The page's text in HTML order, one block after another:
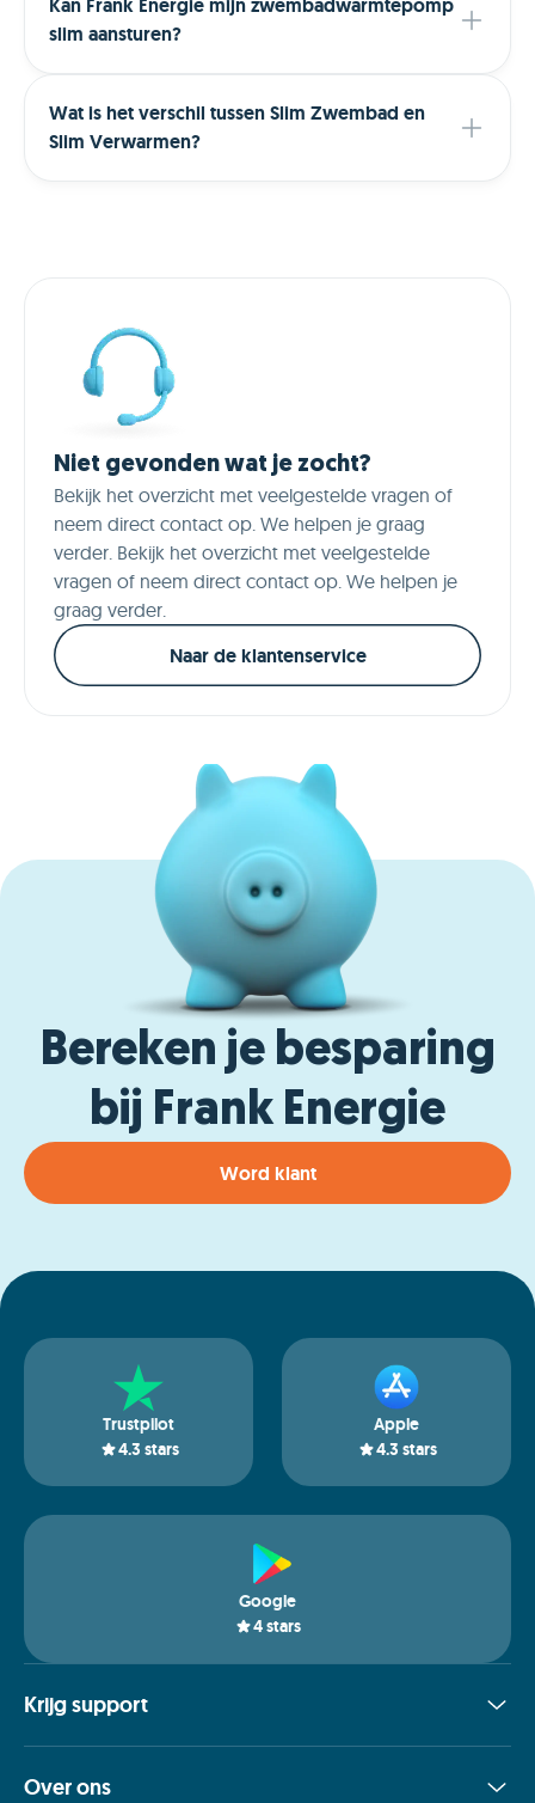
Kan Frank Energie mijn zwembadwarmtepomp
slim aansturen?
Wat is het verschil tussen Slim Zwembad en
Slim Verwarmen?
Niet gevonden wat je zocht?
Bekijk het overzicht met veelgestelde vragen of
neem direct contact op. We helpen je graag
verder. Bekijk het overzicht met veelgestelde
vragen of neem direct contact op. We helpen je
graag verder.
Naar de klantenservice
Bereken je besparing
bij Frank Energie
Word klant
Trustpilot
4.3 stars
Apple
4.3 stars
Google
4stars
Krijg support
Over ons